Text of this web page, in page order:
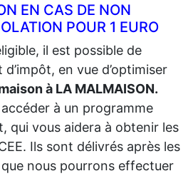
EN CAS DE NON
POUR 1 EURO
il est possible de
en vue d’optimiser
à LA MALMAISON.
à un programme
qui vous aidera à obtenir les
Ils sont délivrés après les
nous pourrons effectuer